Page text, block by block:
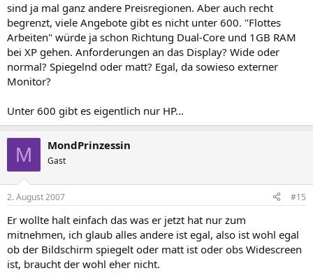
sind ja mal ganz andere Preisregionen. Aber auch recht
begrenzt, viele Angebote gibt es nicht unter 600. "Flottes
Arbeiten" würde ja schon Richtung Dual-Core und 1GB RAM
bei XP gehen. Anforderungen an das Display? Wide oder
normal? Spiegelnd oder matt? Egal, da sowieso externer
Monitor?
Unter 600 gibt es eigentlich nur HP...
M MondPrinzessin
Gast
2. August 2007 #15
Er wollte halt einfach das was er jetzt hat nur zum
mitnehmen, ich glaub alles andere ist egal, also ist wohl egal
ob der Bildschirm spiegelt oder matt ist oder obs Widescreen
ist, braucht der wohl eher nicht.